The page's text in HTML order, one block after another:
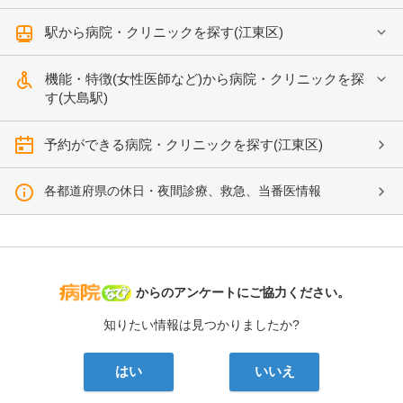
駅から病院・クリニックを探す(江東区)
機能・特徴(女性医師など)から病院・クリニックを探
す(大島駅)
予約ができる病院・クリニックを探す(江東区)
各都道府県の休日・夜間診療、救急、当番医情報
病院なび
からのアンケートにご協力ください。
知りたい情報は見つかりましたか?
はい いいえ